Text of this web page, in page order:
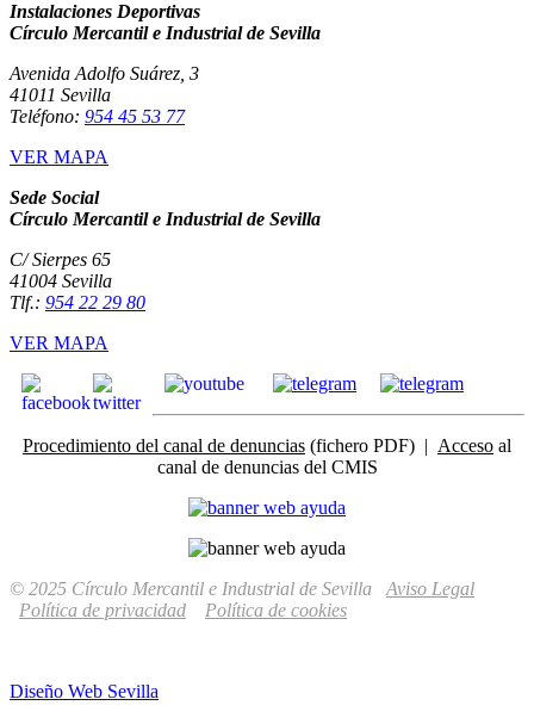
Instalaciones Deportivas
Círculo Mercantil e Industrial de Sevilla
Avenida Adolfo Suárez, 3
41011 Sevilla
Teléfono: 954 45 53 77
VER MAPA
Sede Social
Círculo Mercantil e Industrial de Sevilla
C/ Sierpes 65
41004 Sevilla
Tlf.: 954 22 29 80
VER MAPA
Procedimiento del canal de denuncias (fichero PDF) | Acceso al
canal de denuncias del CMIS
© 2025 Círculo Mercantil e Industrial de Sevilla Aviso Legal
Política de privacidad
Política de cookies
Diseño Web Sevilla